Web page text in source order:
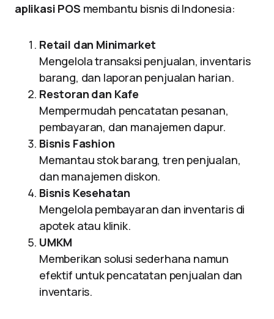
aplikasi POS membantu bisnis di Indonesia:
Retail dan Minimarket
Mengelola transaksi penjualan, inventaris
barang, dan laporan penjualan harian.
Restoran dan Kafe
Mempermudah pencatatan pesanan,
pembayaran, dan manajemen dapur.
Bisnis Fashion
Memantau stok barang, tren penjualan,
dan manajemen diskon.
Bisnis Kesehatan
Mengelola pembayaran dan inventaris di
apotek atau klinik.
UMKM
Memberikan solusi sederhana namun
efektif untuk pencatatan penjualan dan
inventaris.